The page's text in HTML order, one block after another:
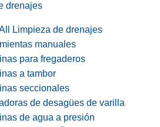
drenajes
Limpieza de drenajes
manuales
para fregaderos
a tambor
seccionales
de desagües de varilla
de agua a presión